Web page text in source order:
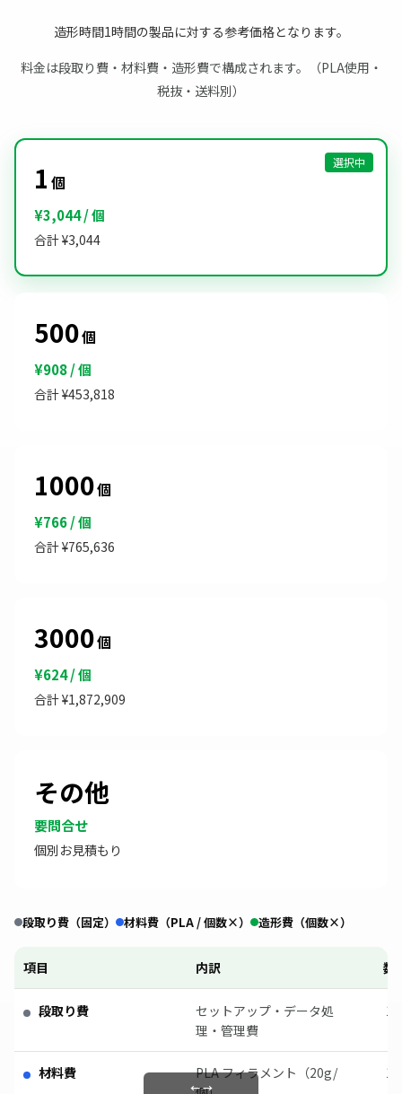
造形時間1時間の製品に対する参考価格となります。
料金は段取り費・材料費・造形費で構成されます。（PLA使用・
税抜・送料別）
1 個
¥3,044 / 個
合計 ¥3,044
500個
¥908 / 個
合計 ¥453,818
1000個
¥766 / 個
合計 ¥765,636
3000個
¥624 / 個
合計 ¥1,872,909
その他
要問合せ
個別お見積もり
段取り費（固定） 材料費（PLA / 個数×） 造形費（個数×）
項目 内訳 数
段取り費
セットアップ・データ処
理・管理費
1
材料費
PLA フィラメント（20g/
1